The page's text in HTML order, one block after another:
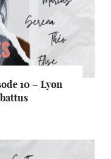
10 – Lyon